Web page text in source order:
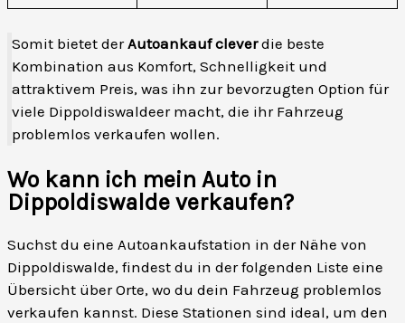
Somit bietet derAutoankauf cleverdie beste
Kombination aus Komfort, Schnelligkeit und
attraktivem Preis, was ihn zur bevorzugten Option für
viele Dippoldiswaldeer macht, die ihr Fahrzeug
problemlos verkaufen wollen.
Wo kann ich mein Auto in
Dippoldiswalde verkaufen?
Suchst du eine Autoankaufstation in der Nähe von
Dippoldiswalde, findest du in der folgenden Liste eine
Übersicht über Orte, wo du dein Fahrzeug problemlos
verkaufen kannst. Diese Stationen sind ideal, um den